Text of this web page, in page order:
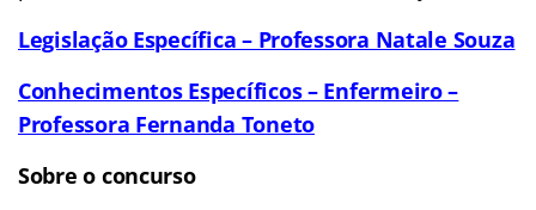
Legislação Específica – Professora Natale Souza
Conhecimentos Específicos – Enfermeiro –
Professora Fernanda Toneto
Sobre o concurso